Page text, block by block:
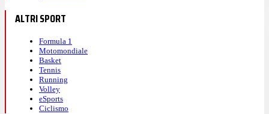
ALTRI SPORT
Formula 1
Motomondiale
Basket
Tennis
Running
Volley
eSports
Ciclismo